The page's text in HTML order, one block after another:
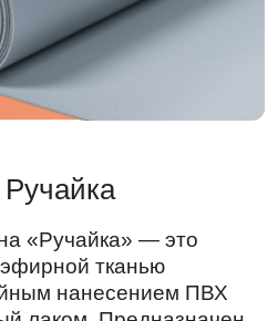
— это
Предназначен
однослойного
назначения:
и жилых,
наземных
и других